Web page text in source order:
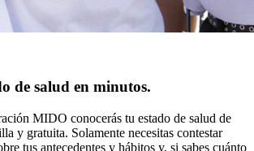
de salud en minutos.
MIDO conocerás tu estado de salud de
y gratuita. Solamente necesitas contestar
tus antecedentes y hábitos y, si sabes cuánto